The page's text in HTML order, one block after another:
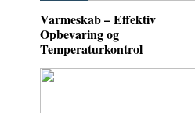
Varmeskab – Effektiv
Opbevaring og
Temperaturkontrol